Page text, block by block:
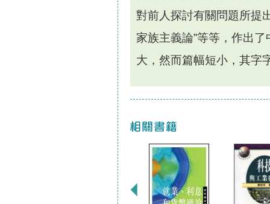
對前人探討有關問題所提
家族主義論”等等，作出
大，然而篇幅短小，其字